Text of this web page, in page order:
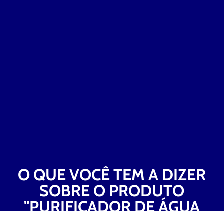
O QUE VOCÊ TEM A DIZER
SOBRE O PRODUTO
"PURIFICADOR DE ÁGUA